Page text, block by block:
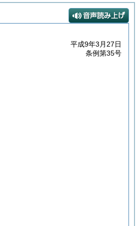
平成9年3月27日
条例第35号